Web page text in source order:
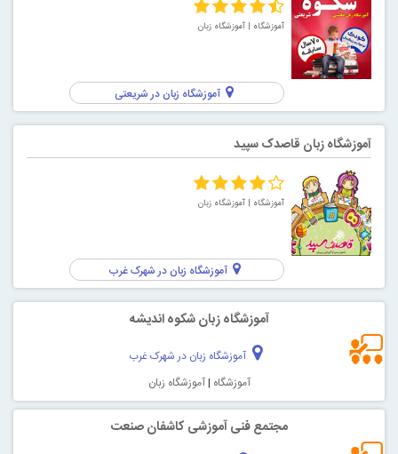
آموزشگاه | آموزشگاه زبان
آموزشگاه زبان در شریعتی
آموزشگاه زبان قاصدک سپید
آموزشگاه | آموزشگاه زبان
آموزشگاه زبان در شهرک غرب
آموزشگاه زبان شکوه اندیشه
آموزشگاه زبان در شهرک غرب
آموزشگاه |آموزشگاه زبان
مجتمع فنی آموزشی کاشفان صنعت